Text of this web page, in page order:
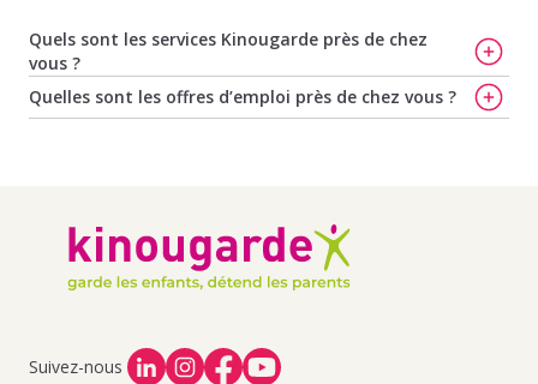
Quels sont les services Kinougarde près de chez
vous ?
Baby-sitting à Créteil[nbsp]: faites garder votre enfant
avec Kinougarde
Faites garder vos enfants à Créteil
Quelles sont les offres d’emploi près de chez vous ?
à Bonneuil Sur Marne
Offres d'emploi de baby-sitting à Yerres
de baby-sitting à Limeil Brevannes ,Offres d'emploi de
baby-sitting à Crosne
Offres d'emploi de baby-sitting à
Suivez-nous